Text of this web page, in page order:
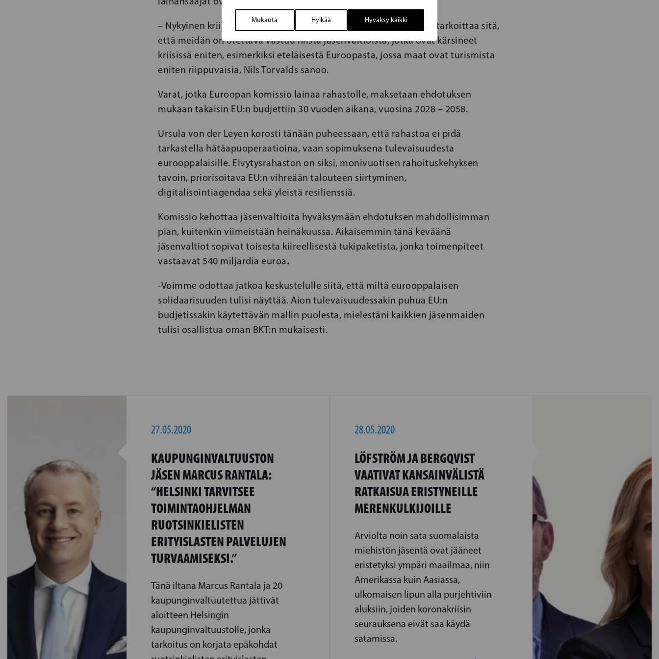
Mukauta Hylkää Hyväksy kaikki
– Nykyinen kriisi koettelee eurooppalaista solidaarisuutta. Tämä tarkoittaa sitä,
että meidän on otettava vastuu niistä jäsenvaltioista, jotka ovat kärsineet
kriisissä eniten, esimerkiksi eteläisestä Euroopasta, jossa maat ovat turismista
eniten riippuvaisia, Nils Torvalds sanoo.
Varat, jotka Euroopan komissio lainaa rahastolle, maksetaan ehdotuksen
mukaan takaisin EU:n budjettiin 30 vuoden aikana, vuosina 2028 – 2058.
Ursula von der Leyen korosti tänään puheessaan, että rahastoa ei pidä
tarkastella hätäapuoperaatioina, vaan sopimuksena tulevaisuudesta
eurooppalaisille. Elvytysrahaston on siksi, monivuotisen rahoituskehyksen
tavoin, priorisoitava EU:n vihreään talouteen siirtyminen,
digitalisointiagendaa sekä yleistä resilienssiä.
Komissio kehottaa jäsenvaltioita hyväksymään ehdotuksen mahdollisimman
pian, kuitenkin viimeistään heinäkuussa. Aikaisemmin tänä keväänä
jäsenvaltiot sopivat toisesta kiireellisestä tukipaketista, jonka toimenpiteet
vastaavat 540 miljardia euroa.
-Voimme odottaa jatkoa keskustelulle siitä, että miltä eurooppalaisen
solidaarisuuden tulisi näyttää. Aion tulevaisuudessakin puhua EU:n
budjetissakin käytettävän mallin puolesta, mielestäni kaikkien jäsenmaiden
tulisi osallistua oman BKT:n mukaisesti.
27.05.2020
KAUPUNGINVALTUUSTON
JÄSEN MARCUS RANTALA:
“HELSINKI TARVITSEE
TOIMINTAOHJELMAN
RUOTSINKIELISTEN
ERITYISLASTEN PALVELUJEN
TURVAAMISEKSI.”
Tänä iltana Marcus Rantala ja 20
kaupunginvaltuutettua jättivät
aloitteen Helsingin
kaupunginvaltuustolle, jonka
tarkoitus on korjata epäkohdat
28.05.2020
LÖFSTRÖM JA BERGQVIST
VAATIVAT KANSAINVÄLISTÄ
RATKAISUA ERISTYNEILLE
MERENKULKIJOILLE
Arviolta noin sata suomalaista
miehistön jäsentä ovat jääneet
eristetyksi ympäri maailmaa, niin
Amerikassa kuin Aasiassa,
ulkomaisen lipun alla purjehtiviin
aluksiin, joiden koronakriisin
seurauksena eivät saa käydä
satamissa.